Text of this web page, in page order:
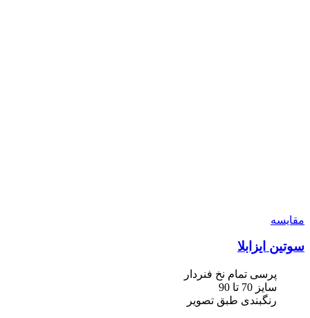
مقایسه
سوتین ایزابلا
پرسی تمام نخ فنردار
سایز 70 تا 90
رنگبندی طبق تصویر